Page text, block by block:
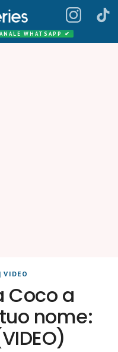
WHATSAPP ✔
|VIDEO
Coco a
nome: